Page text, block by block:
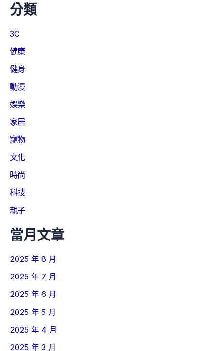
分類
3C
健康
健身
動漫
娛樂
家居
寵物
文化
時尚
科技
親子
當月文章
2025 年 8 月
2025 年 7 月
2025 年 6 月
2025 年 5 月
2025 年 4 月
2025 年 3 月